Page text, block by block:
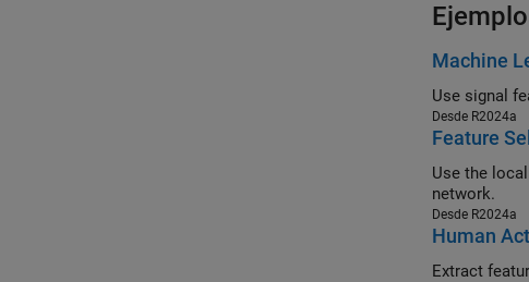
Machine
Desde R2024a
Feature
Use the locally
network.
Desde R2024a
Human